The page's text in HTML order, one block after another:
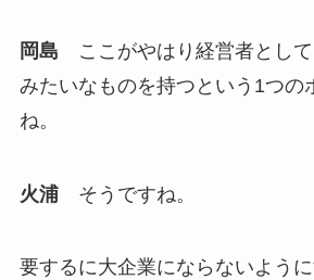
岡島 ここがやはり経営者とし
みたいなものを持つという1つの
ね。
火浦そうですね。
要するに大企業にならないよう